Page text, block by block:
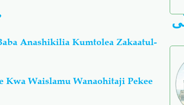
Anashikilia Kumtolea Zakaatul-
Kwa Waislamu Wanaohitaji Pekee